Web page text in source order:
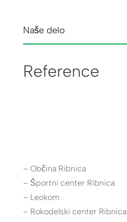
Naše delo
Reference
– Občina Ribnica
– Športni center Ribnica
– Leokom
– Rokodelski center Ribnica